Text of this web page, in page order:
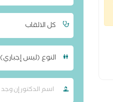
كل الالقاب
النوع (ليس إجباري)